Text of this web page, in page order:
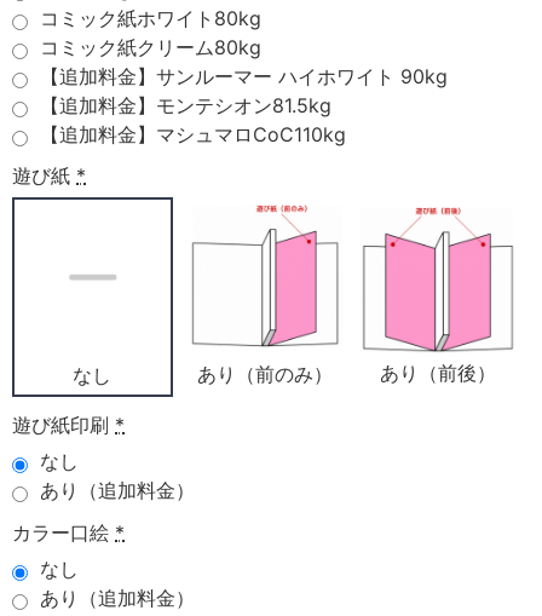
コミック紙ホワイト80kg
コミック紙クリーム80kg
【追加料金】サンルーマー ハイホワイト 90kg
【追加料金】モンテシオン81.5kg
【追加料金】マシュマロCoC110kg
遊び紙 *
なし あり（前のみ） あり（前後）
遊び紙印刷 *
なし
あり（追加料金）
カラー口絵 *
なし
あり（追加料金）